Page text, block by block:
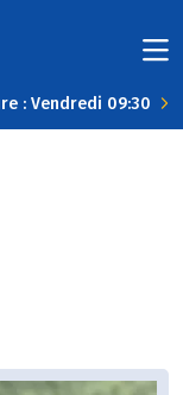
: Vendredi 09:30